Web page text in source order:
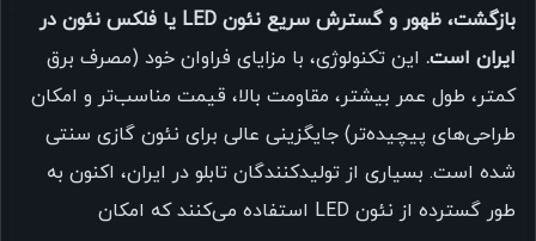
بازگشت، ظهور و گسترش سریع نئون LED یا فلکس نئون در
ایران است. این تکنولوژی، با مزایای فراوان خود (مصرف برق
کمتر، طول عمر بیشتر، مقاومت بالا، قیمت مناسب‌تر و امکان
طراحی‌های پیچیده‌تر) جایگزینی عالی برای نئون گازی سنتی
شده است. بسیاری از تولیدکنندگان تابلو در ایران، اکنون به
طور گسترده از نئون LED استفاده می‌کنند که امکان